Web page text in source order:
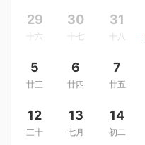
29
十六
30
十七
31
十八
5
廿三
6
廿四
7
廿五
12
三十
13
七月
14
初二